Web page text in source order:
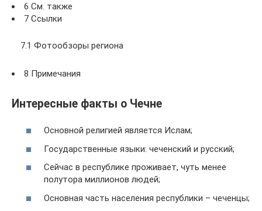
6 См. также
7 Ссылки
7.1 Фотообзоры региона
8 Примечания
Интересные факты о Чечне
Основной религией является Ислам;
Государственные языки: чеченский и русский;
Сейчас в республике проживает, чуть менее
полутора миллионов людей;
Основная часть населения республики – чеченцы;